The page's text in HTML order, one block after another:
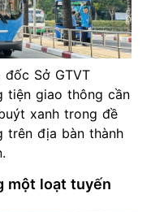
đốc Sở GTVT
tiện giao thông cần
xanh trong đề
trên địa bàn thành
một loạt tuyến